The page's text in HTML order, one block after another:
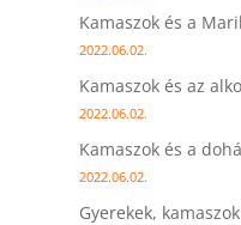
Kamaszok és a
2022.06.02.
Kamaszok és az
2022.06.02.
Kamaszok és a
2022.06.02.
Gyerekek,